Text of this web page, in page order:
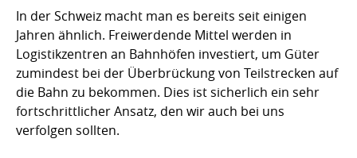
In der Schweiz macht man es bereits seit einigen
Jahren ähnlich. Freiwerdende Mittel werden in
Logistikzentren an Bahnhöfen investiert, um Güter
zumindest bei der Überbrückung von Teilstrecken auf
die Bahn zu bekommen. Dies ist sicherlich ein sehr
fortschrittlicher Ansatz, den wir auch bei uns
verfolgen sollten.